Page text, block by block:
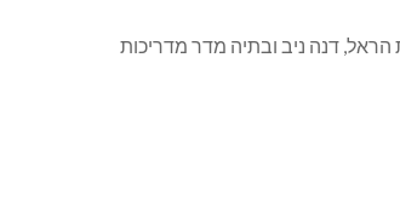
הראל, דנה ניב ובתיה מדר מדריכות